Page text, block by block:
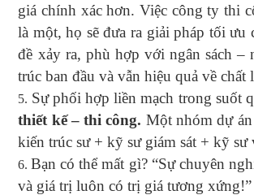
giá chính xác hơn. Việc công ty thi
là một, họ sẽ đưa ra giải pháp tối ưu
đề xảy ra, phù hợp với ngân sách –
trúc ban đầu và vẫn hiệu quả về chất
Sự phối hợp liền mạch trong suốt
thiết kế – thi công. Một nhóm dự án
kiến trúc sư + kỹ sư giám sát + kỹ
Bạn có thể mất gì? “Sự chuyên
và giá trị luôn có trị giá tương xứng!”